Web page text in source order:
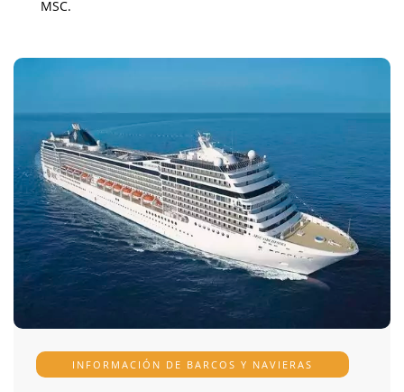
MSC.
INFORMACIÓN DE BARCOS Y NAVIERAS